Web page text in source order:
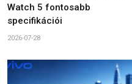
Watch 5 fontosabb
specifikációi
2026-07-28